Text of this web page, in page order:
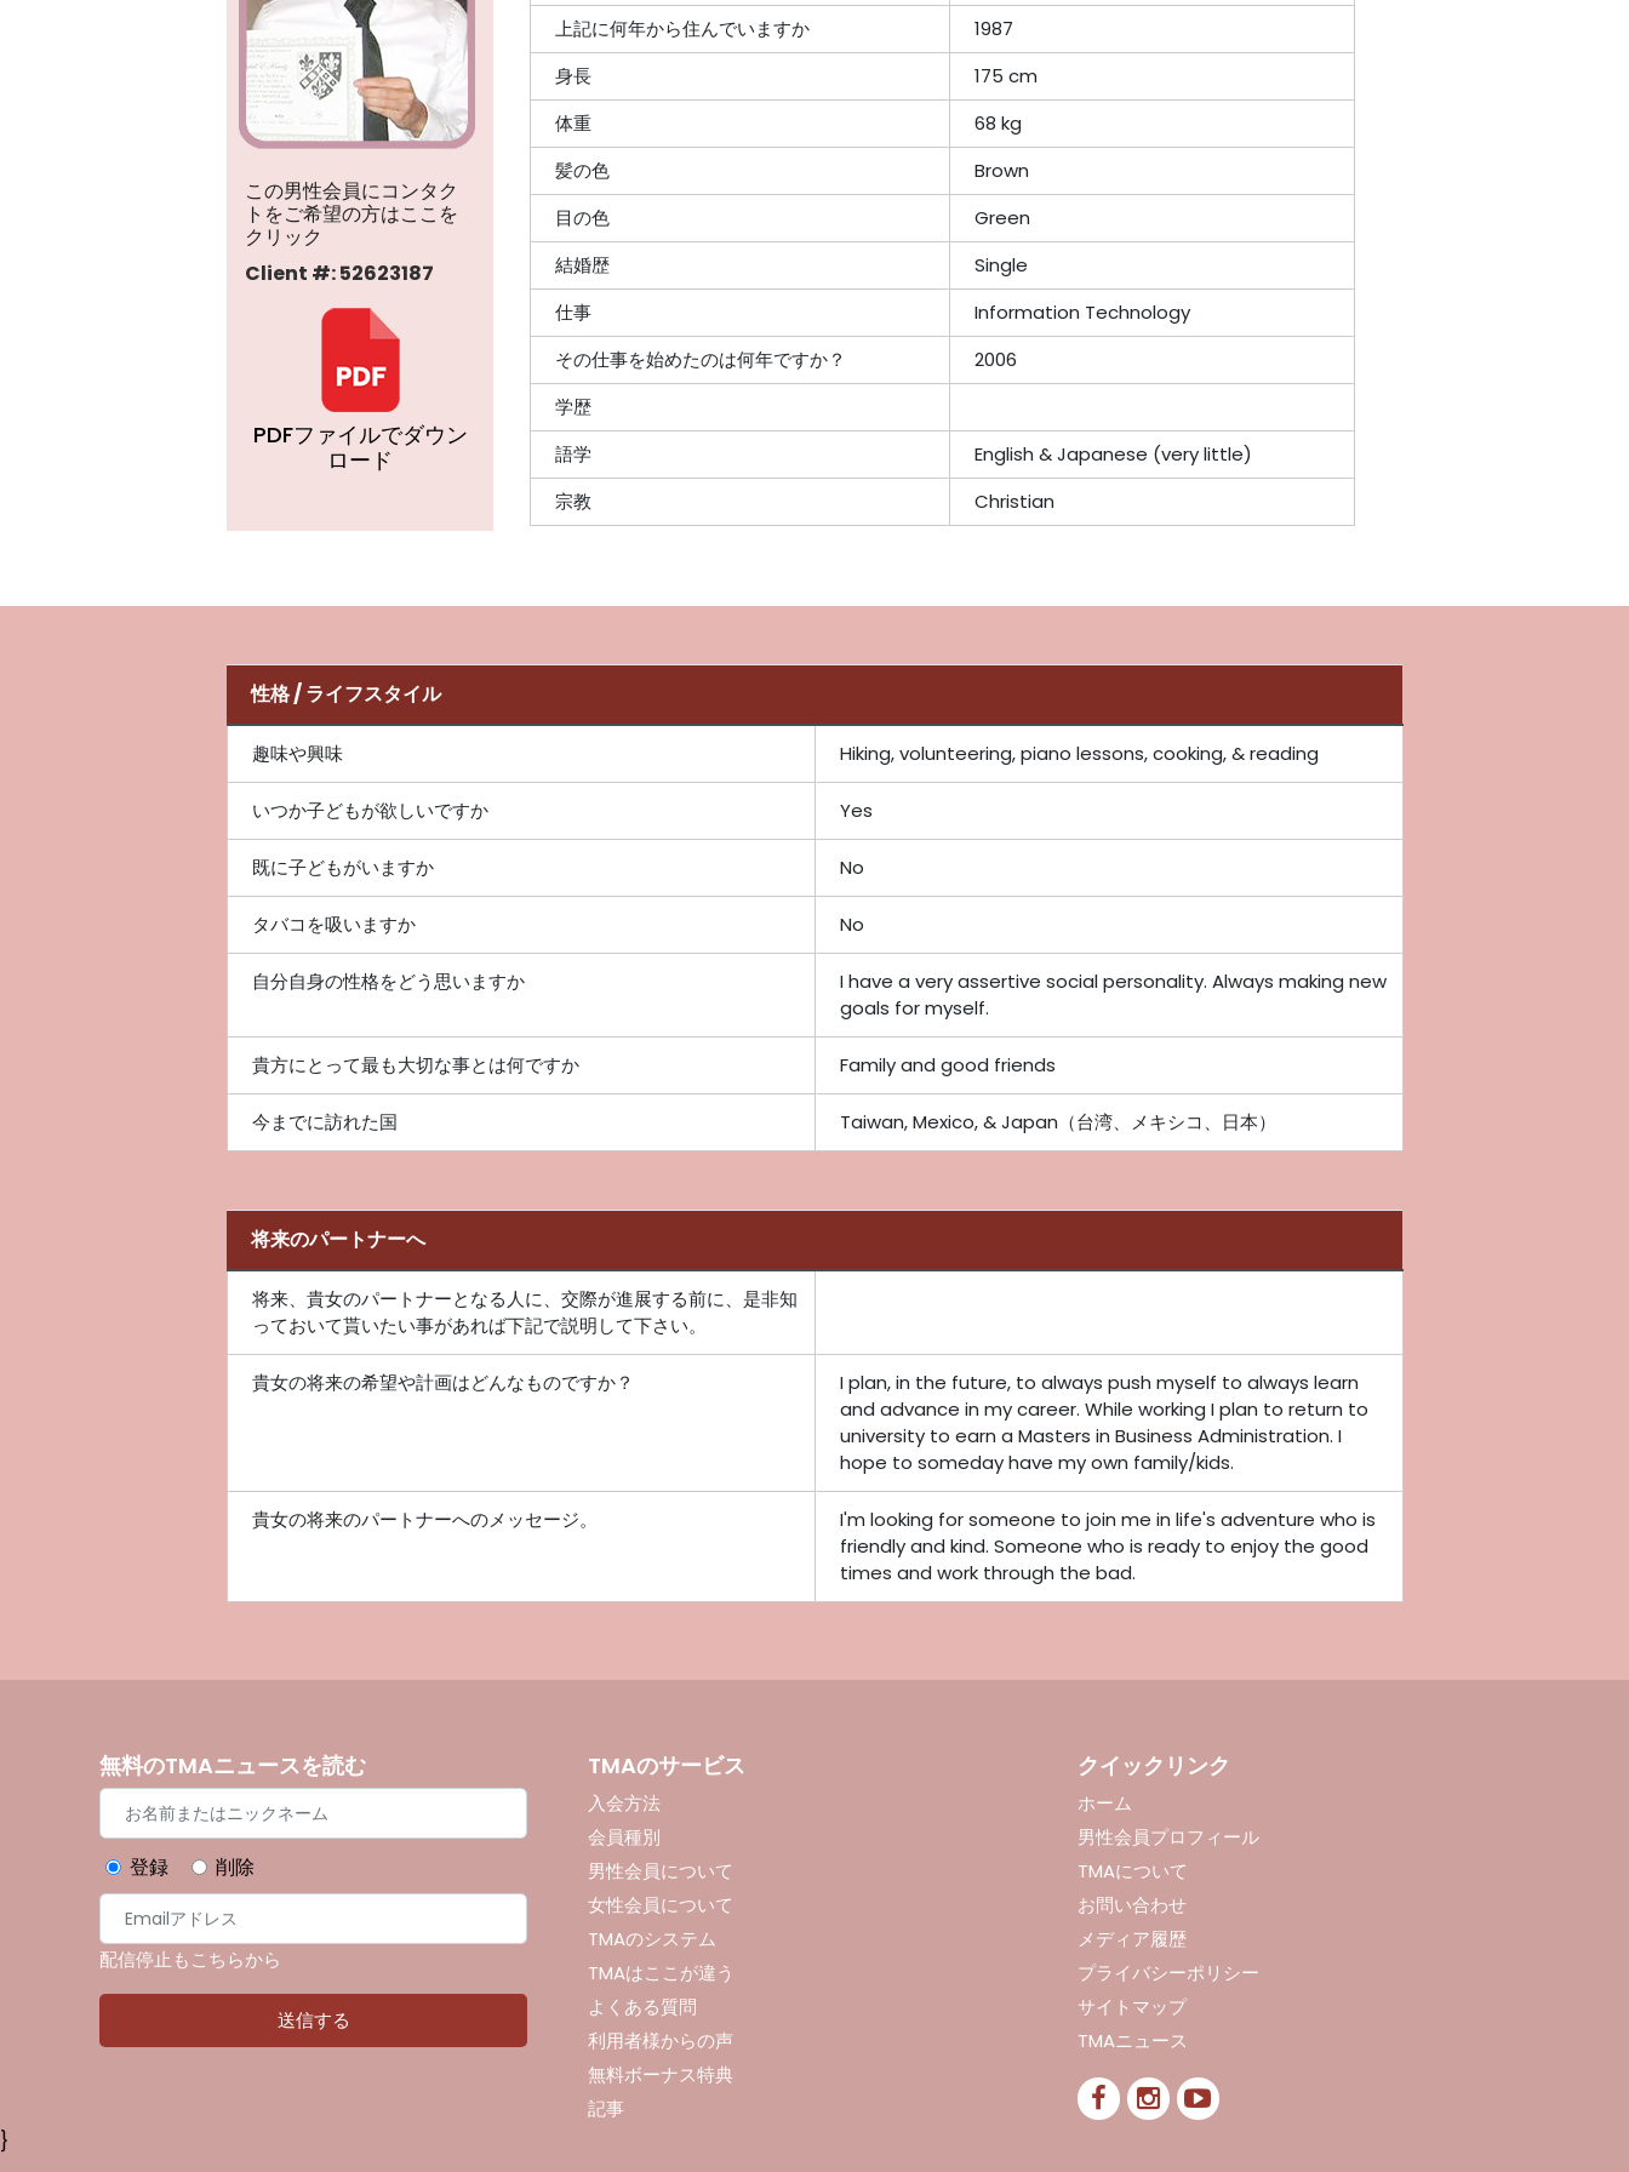
この男性会員にコンタク
トをご希望の方はここを
クリック
Client #: 52623187
PDFファイルでダウン
ロード
上記に何年から住んでいますか
1987
身長
175 cm
体重
68 kg
髪の色
Brown
目の色
Green
結婚歴
Single
仕事
Information Technology
その仕事を始めたのは何年ですか？
2006
学歴
語学
English & Japanese (very little)
宗教
Christian
性格 / ライフスタイル
趣味や興味 Hiking, volunteering, piano lessons, cooking, & reading
いつか子どもが欲しいですか Yes
既に子どもがいますか No
タバコを吸いますか No
自分自身の性格をどう思いますか
I have a very assertive social personality. Always making new
goals for myself.
貴方にとって最も大切な事とは何ですか Family and good friends
今までに訪れた国 Taiwan, Mexico, & Japan（台湾、メキシコ、日本）
将来のパートナーへ
将来、貴女のパートナーとなる人に、交際が進展する前に、是非知
っておいて貰いたい事があれば下記で説明して下さい。
貴女の将来の希望や計画はどんなものですか？
I plan, in the future, to always push myself to always learn
and advance in my career. While working I plan to return to
university to earn a Masters in Business Administration. I
hope to someday have my own family/kids.
貴女の将来のパートナーへのメッセージ。
I'm looking for someone to join me in life's adventure who is
friendly and kind. Someone who is ready to enjoy the good
times and work through the bad.
無料のTMAニュースを読む
登録 削除
配信停止もこちらから
TMAのサービス
入会方法
会員種別
男性会員について
女性会員について
TMAのシステム
TMAはここが違う
よくある質問
利用者様からの声
無料ボーナス特典
記事
クイックリンク
ホーム
男性会員プロフィール
TMAについて
お問い合わせ
メディア履歴
プライバシーポリシー
サイトマップ
TMAニュース
}